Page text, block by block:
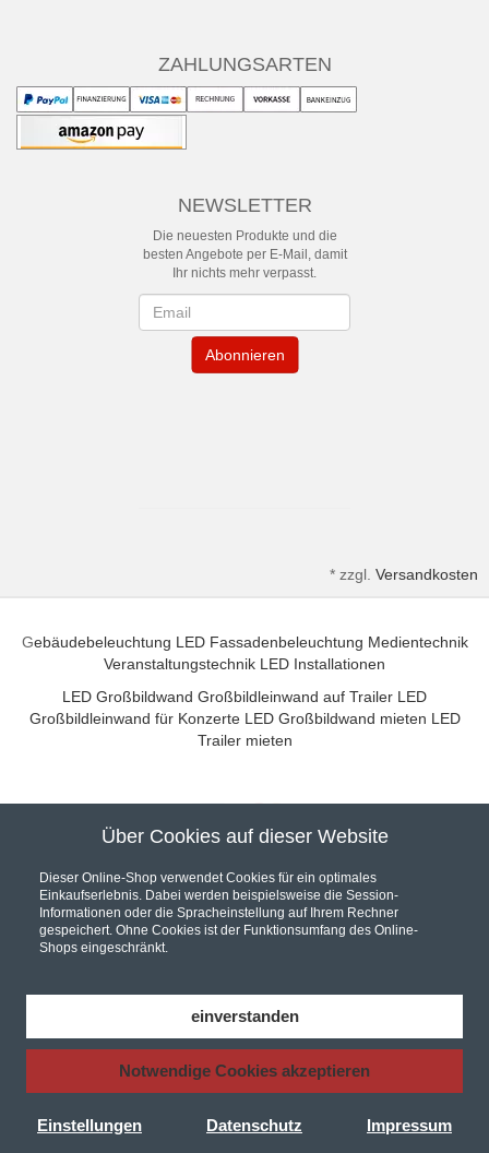
ZAHLUNGSARTEN
NEWSLETTER
Die neuesten Produkte und die
besten Angebote per E-Mail, damit
Ihr nichts mehr verpasst.
Abonnieren
* zzgl. Versandkosten
Gebäudebeleuchtung LED Fassadenbeleuchtung Medientechnik
Veranstaltungstechnik LED Installationen
LED Großbildwand Großbildleinwand auf Trailer LED
Großbildleinwand für Konzerte LED Großbildwand mieten LED
Trailer mieten
Bei uns finden Sie eine riesen Auswahl anAV Receiver,Car Hifi,
Lautsprecher, in unserem Shop finden Sie
zudem zu jedem Produkt das entsprechendeAudio Video Kabel
Autorisierter Händler für KRELL VTL Perlisten ATC Velodyne
DenonYamaha Marantz Pioneer OnkyoPro-Ject Plattenspieler
Bluesound Cambridge Audio Isotek uvm
Über Cookies auf dieser Website
Dieser Online-Shop verwendet Cookies für ein optimales
Einkaufserlebnis. Dabei werden beispielsweise die Session-
Informationen oder die Spracheinstellung auf Ihrem Rechner
gespeichert. Ohne Cookies ist der Funktionsumfang des Online-
Shops eingeschränkt.
einverstanden
Notwendige Cookies akzeptieren
Einstellungen Datenschutz Impressum